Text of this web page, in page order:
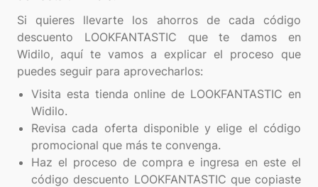
Si quieres llevarte los ahorros de cada código
descuento LOOKFANTASTIC que te damos en
Widilo, aquí te vamos a explicar el proceso que
Visita esta tienda online de LOOKFANTASTIC en
Widilo.
Revisa cada oferta disponible y elige el código
promocional que más te convenga.
Haz el proceso de compra e ingresa en este el
código descuento LOOKFANTASTIC que copiaste